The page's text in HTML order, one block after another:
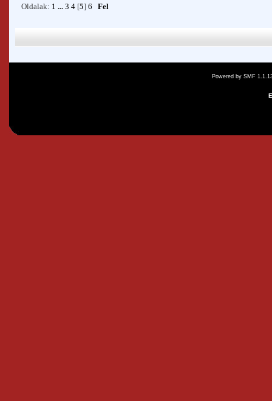
Oldalak: 1 ... 3 4 [5] 6 Fel
Powered by SMF